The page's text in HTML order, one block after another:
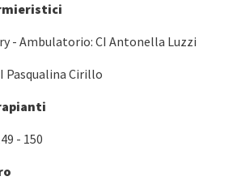
- Ambulatorio: CI Antonella Luzzi
Pasqualina Cirillo
- 150